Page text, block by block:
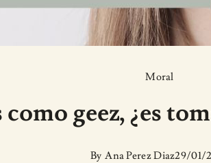
Moral
geez, ¿es
By Ana Perez Diaz29/01/